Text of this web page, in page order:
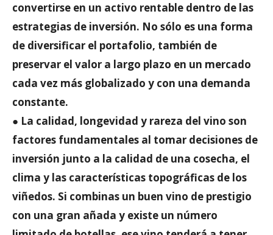
convertirse en un activo rentable dentro de las
estrategias de inversión. No sólo es una forma
de diversificar el portafolio, también de
preservar el valor a largo plazo en un mercado
cada vez más globalizado y con una demanda
constante.
● La calidad, longevidad y rareza del vino son
factores fundamentales al tomar decisiones de
inversión junto a la calidad de una cosecha, el
clima y las características topográficas de los
viñedos. Si combinas un buen vino de prestigio
con una gran añada y existe un número